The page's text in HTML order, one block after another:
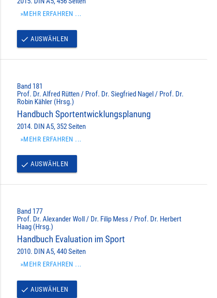
»MEHR ERFAHREN ...
done AUSWÄHLEN
Band 181
Prof. Dr. Alfred Rütten / Prof. Dr. Siegfried Nagel / Prof. Dr.
Robin Kähler (Hrsg.)
Handbuch Sportentwicklungsplanung
2014. DIN A5, 352 Seiten
»MEHR ERFAHREN ...
done AUSWÄHLEN
Band 177
Prof. Dr. Alexander Woll / Dr. Filip Mess / Prof. Dr. Herbert
Haag (Hrsg.)
Handbuch Evaluation im Sport
2010. DIN A5, 440 Seiten
»MEHR ERFAHREN ...
done AUSWÄHLEN